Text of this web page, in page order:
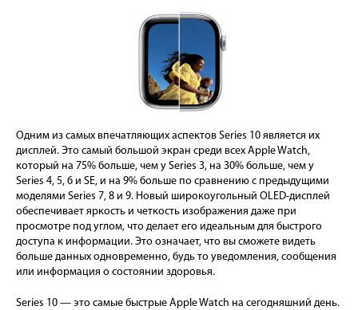
Одним из самых впечатляющих аспектов Series 10 является их
дисплей. Это самый большой экран среди всех Apple Watch,
который на 75% больше, чем у Series 3, на 30% больше, чем у
Series 4, 5, 6 и SE, и на 9% больше по сравнению с предыдущими
моделями Series 7, 8 и 9. Новый широкоугольный OLED-дисплей
обеспечивает яркость и четкость изображения даже при
просмотре под углом, что делает его идеальным для быстрого
доступа к информации. Это означает, что вы сможете видеть
больше данных одновременно, будь то уведомления, сообщения
или информация о состоянии здоровья.
Series 10 — это самые быстрые Apple Watch на сегодняшний день.